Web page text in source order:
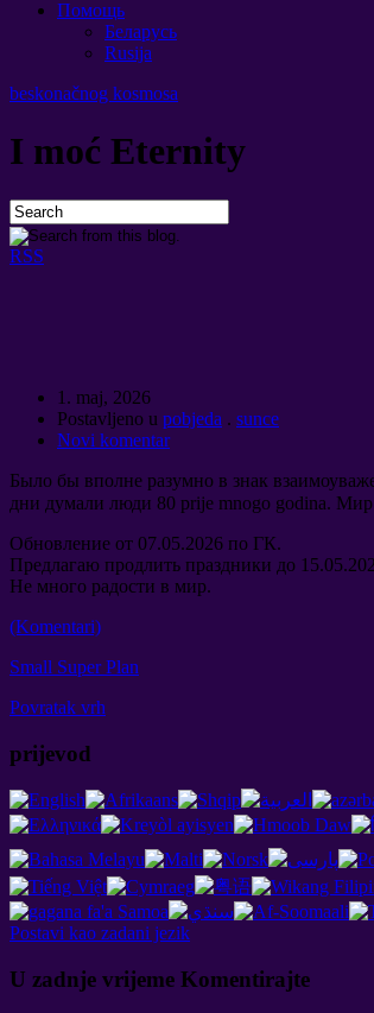
Помощь
Беларусь
Rusija
beskonačnog kosmosa
I moć Eternity
RSS
1. maj, 2026
Postavljeno u pobjeda . sunce
Novi komentar
Было бы вполне разумно в знак
дни думали люди 80 prije mnogo godina. Мир
Обновление от 07.05.2026 по ГК.
Предлагаю продлить праздники до
Не много радости в мир.
(Komentari)
Small Super Plan
Povratak vrh
prijevod
Postavi kao zadani jezik
U zadnje vrijeme Komentirajte